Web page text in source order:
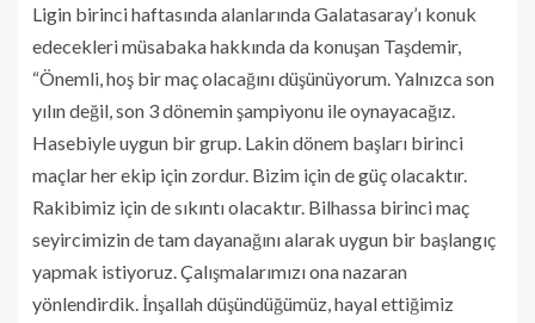
Ligin birinci haftasında alanlarında Galatasaray’ı konuk
edecekleri müsabaka hakkında da konuşan Taşdemir,
“Önemli, hoş bir maç olacağını düşünüyorum. Yalnızca son
yılın değil, son 3 dönemin şampiyonu ile oynayacağız.
Hasebiyle uygun bir grup. Lakin dönem başları birinci
maçlar her ekip için zordur. Bizim için de güç olacaktır.
Rakibimiz için de sıkıntı olacaktır. Bilhassa birinci maç
seyircimizin de tam dayanağını alarak uygun bir başlangıç
yapmak istiyoruz. Çalışmalarımızı ona nazaran
yönlendirdik. İnşallah düşündüğümüz, hayal ettiğimiz